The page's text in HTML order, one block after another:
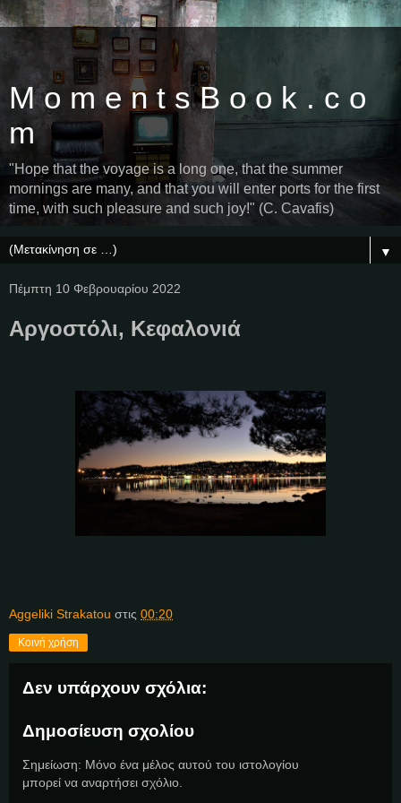
M o m e n t s B o o k . c o
m
"Hope that the voyage is a long one, that the summer
mornings are many, and that you will enter ports for the first
time, with such pleasure and such joy!" (C. Cavafis)
▼
Πέμπτη 10 Φεβρουαρίου 2022
Αργοστόλι, Κεφαλονιά
Aggeliki Strakatou στις 00:20
Κοινή χρήση
Δεν υπάρχουν σχόλια:
Δημοσίευση σχολίου
Σημείωση: Μόνο ένα μέλος αυτού του ιστολογίου
μπορεί να αναρτήσει σχόλιο.